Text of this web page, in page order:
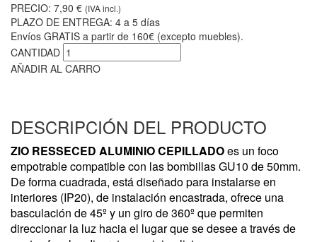
PRECIO: 7,90 € (IVA incl.)
PLAZO DE ENTREGA: 4 a 5 días
Envíos GRATIS a partir de 160€ (excepto muebles).
CANTIDAD
AÑADIR AL CARRO
DESCRIPCIÓN DEL PRODUCTO
ZIO RESSECED ALUMINIO CEPILLADOes un foco
empotrable compatible con las bombillas GU10 de 50mm.
De forma cuadrada, está diseñado para instalarse en
interiores (IP20), de instalación encastrada, ofrece una
basculación de 45º y un giro de 360º que permiten
direccionar la luz hacia el lugar que se desee a través de